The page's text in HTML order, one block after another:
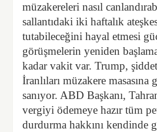
müzakereleri nasıl
sallantıdaki iki haftalık
tutabileceğini hayal etmesi
görüşmelerin yeniden
kadar vakit var. Trump,
İranlıları müzakere
sanıyor. ABD Başkanı,
vergiyi ödemeye hazır tüm
durdurma hakkını kendinde